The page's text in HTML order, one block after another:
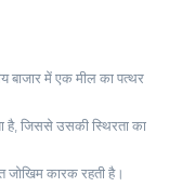
बाजार में एक मील का पत्थर
है, जिससे उसकी स्थिरता का
जोखिम कारक रहती है।